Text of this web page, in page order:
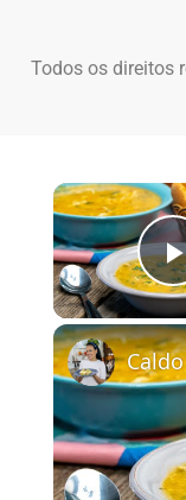
Todos os direitos